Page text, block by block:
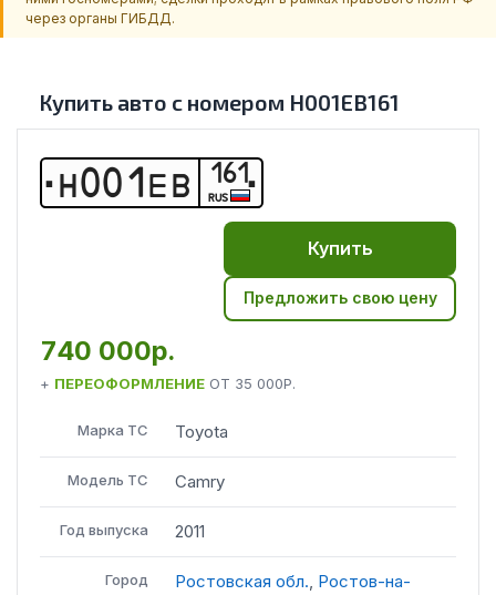
через органы ГИБДД.
Купить авто с номером Н001ЕВ161
Н00 1 Е В 161
RUS
Купить
Предложить свою цену
740 000р.
+ ПЕРЕОФОРМЛЕНИЕ ОТ 35 000Р.
Марка ТС Toyota
Модель ТС Camry
Год выпуска 2011
Город Ростовская обл. Ростов-на-